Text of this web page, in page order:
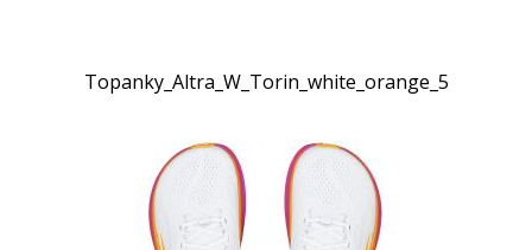
Topanky_Altra_W_Torin_white_orange_5